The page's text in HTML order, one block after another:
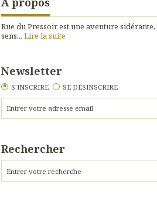
Rue du Pressoir est une aventure
sens... Lire la suite
Newsletter
S'INSCRIRE SE DÉSINSCRIRE
Rechercher